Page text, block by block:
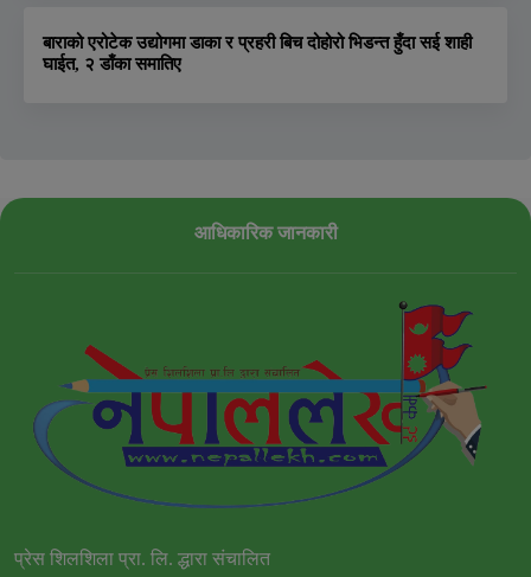
बाराको एरोटेक उद्योगमा डाका र प्रहरी बिच दोहोरो भिडन्त हुँदा सई शाही
घाईत, २ डाँका समातिए
आधिकारिक जानकारी
प्रेस शिलशिला प्रा. लि. द्धारा संचालित